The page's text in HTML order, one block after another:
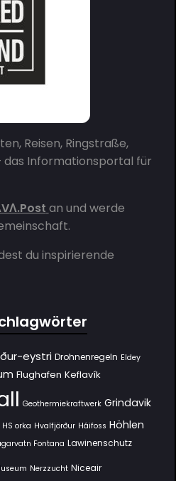
Reisen, Ringstraße,
das Informationsportal für
an und werde
.
du inspirierende
eystri Drohnenregeln Eldey
Flughafen Keflavík
Geothermiekraftwerk Grindavik
HS orka Hvalfjörður Háifoss Höhlen
Fontana Lawinenschutz
Nerzzucht Niceair